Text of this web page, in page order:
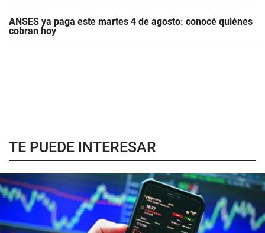
ANSES ya paga este martes 4 de agosto: conocé quiénes
cobran hoy
TE PUEDE INTERESAR